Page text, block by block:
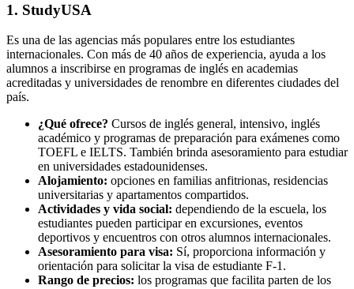
1. StudyUSA
Es una de las agencias más populares entre los estudiantes
internacionales. Con más de 40 años de experiencia, ayuda a los
alumnos a inscribirse en programas de inglés en academias
acreditadas y universidades de renombre en diferentes ciudades del
país.
¿Qué ofrece? Cursos de inglés general, intensivo, inglés
académico y programas de preparación para exámenes como
TOEFL e IELTS. También brinda asesoramiento para estudiar
en universidades estadounidenses.
Alojamiento: opciones en familias anfitrionas, residencias
universitarias y apartamentos compartidos.
Actividades y vida social: dependiendo de la escuela, los
estudiantes pueden participar en excursiones, eventos
deportivos y encuentros con otros alumnos internacionales.
Asesoramiento para visa: Sí, proporciona información y
orientación para solicitar la visa de estudiante F-1.
Rango de precios: los programas que facilita parten de los